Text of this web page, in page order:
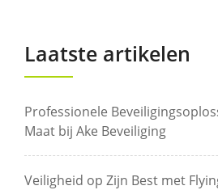
Laatste artikelen
Professionele
Maat bij Ake Beveiliging
Veiligheid op Zijn Best met